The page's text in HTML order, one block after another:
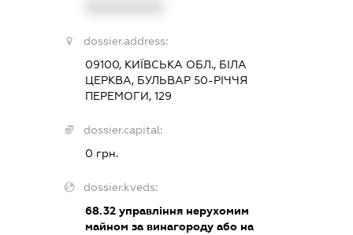
dossier.address:
09100, КИЇВСЬКА ОБЛ., БІЛА
ЦЕРКВА, БУЛЬВАР 50-РІЧЧЯ
ПЕРЕМОГИ, 129
dossier.capital:
0 грн.
dossier.kveds:
68.32управління нерухомим
майном за винагороду або на